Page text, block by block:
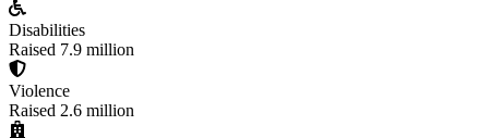
Disabilities
Raised 7.9 million
Violence
Raised 2.6 million